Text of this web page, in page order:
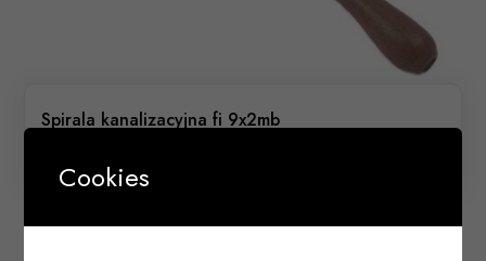
Spirala kanalizacyjna fi 9x2mb
Cookies